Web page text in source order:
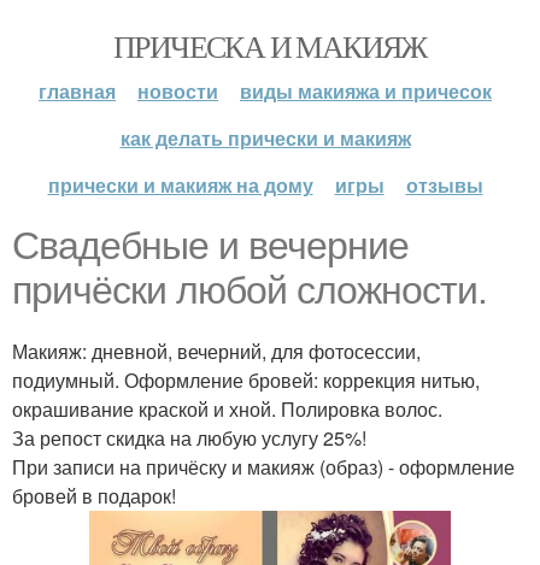
ПРИЧЕСКА И МАКИЯЖ
главная новости
виды макияжа и причесок
как делать прически и макияж
прически и макияж на дому
игры отзывы
Свадебные и вечерние
причёски любой сложности.
Макияж: дневной, вечерний, для фотосессии,
подиумный. Оформление бровей: коррекция нитью,
окрашивание краской и хной. Полировка волос.
За репост скидка на любую услугу 25%!
При записи на причёску и макияж (образ) - оформление
бровей в подарок!